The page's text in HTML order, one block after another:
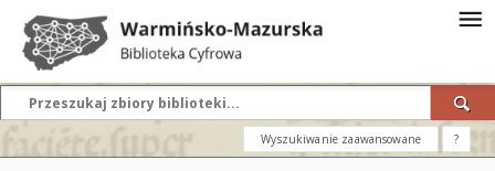
Wyszukiwanie zaawansowane ?